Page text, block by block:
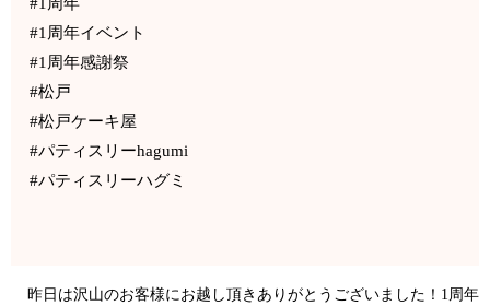
#1周年イベント
#1周年感謝祭
#松戸
#松戸ケーキ屋
#パティスリーhagumi
#パティスリーハグミ
昨日は沢山のお客様にお越し頂きありがとうございました！1周年